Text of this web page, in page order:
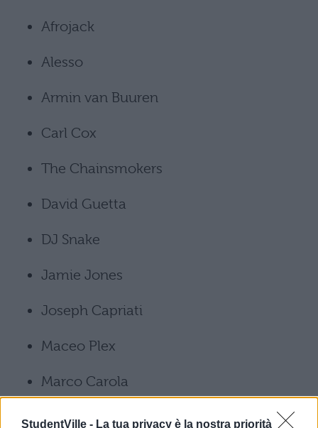
StudentVille - La tua privacy è la nostra priorità
Afrojack
Alesso
Armin van Buuren
Carl Cox
The Chainsmokers
David Guetta
DJ Snake
Jamie Jones
Joseph Capriati
Maceo Plex
Marco Carola
Richie Hawtin